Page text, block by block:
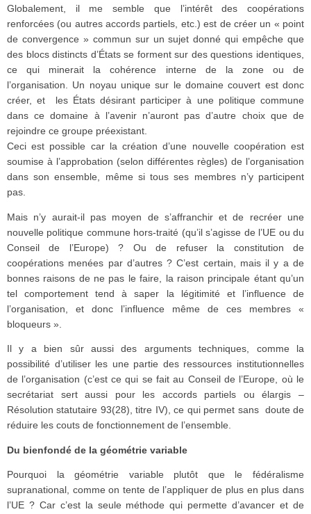
Globalement, il me semble que l’intérêt des coopérations
renforcées (ou autres accords partiels, etc.) est de créer un « point
de convergence » commun sur un sujet donné qui empêche que
des blocs distincts d’États se forment sur des questions identiques,
ce qui minerait la cohérence interne de la zone ou de
l’organisation. Un noyau unique sur le domaine couvert est donc
créer, et les États désirant participer à une politique commune
dans ce domaine à l’avenir n’auront pas d’autre choix que de
rejoindre ce groupe préexistant.
Ceci est possible car la création d’une nouvelle coopération est
soumise à l’approbation (selon différentes règles) de l’organisation
dans son ensemble, même si tous ses membres n’y participent
pas.
Mais n’y aurait-il pas moyen de s’affranchir et de recréer une
nouvelle politique commune hors-traité (qu’il s’agisse de l’UE ou du
Conseil de l’Europe) ? Ou de refuser la constitution de
coopérations menées par d’autres ? C’est certain, mais il y a de
bonnes raisons de ne pas le faire, la raison principale étant qu’un
tel comportement tend à saper la légitimité et l’influence de
l’organisation, et donc l’influence même de ces membres «
bloqueurs ».
Il y a bien sûr aussi des arguments techniques, comme la
possibilité d’utiliser les une partie des ressources institutionnelles
de l’organisation (c’est ce qui se fait au Conseil de l’Europe, où le
secrétariat sert aussi pour les accords partiels ou élargis –
Résolution statutaire 93(28), titre IV), ce qui permet sans doute de
réduire les couts de fonctionnement de l’ensemble.
Du bienfondé de la géométrie variable
Pourquoi la géométrie variable plutôt que le fédéralisme
supranational, comme on tente de l’appliquer de plus en plus dans
l’UE ? Car c’est la seule méthode qui permette d’avancer et de